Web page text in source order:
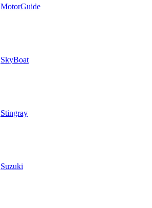
MotorGuide
SkyBoat
Stingray
Suzuki